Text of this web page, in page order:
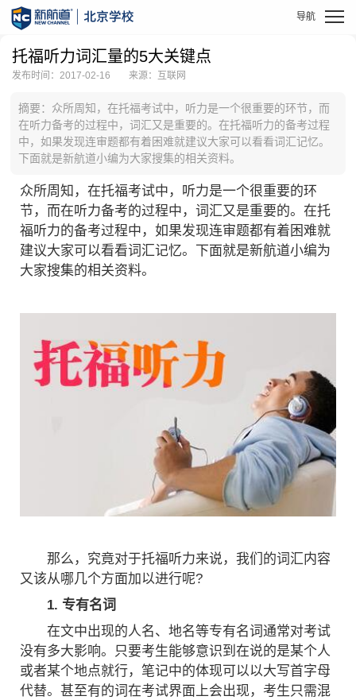
托福听力词汇量的​5大关键点
发布时间：2017-02-16 来源：互联网
摘要：众所周知，在托福考试中，听力是一个很重要的环节，而
在听力备考的过程中，词汇又是重要的。在托福听力的备考过程
中，如果发现连审题都有着困难就建议大家可以看看词汇记忆。
下面就是新航道小编为大家搜集的相关资料。
众所周知，在托福考试中，听力是一个很重要的环
节，而在听力备考的过程中，词汇又是重要的。在托
福听力的备考过程中，如果发现连审题都有着困难就
建议大家可以看看词汇记忆。下面就是新航道小编为
大家搜集的相关资料。
那么，究竟对于托福听力来说，我们的词汇内容
又该从哪几个方面加以进行呢?
1. 专有名词
在文中出现的人名、地名等专有名词通常对考试
没有多大影响。只要考生能够意识到在说的是某个人
或者某个地点就行，笔记中的体现可以以大写首字母
代替。甚至有的词在考试界面上会出现，考生只需混